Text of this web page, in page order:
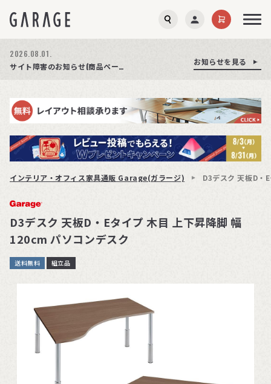
2026.08.03.
お知らせを見る
商品ページ障害復旧のお知らせ お知らせを見る
2026.08.01.
サイト障害のお知らせ(商品ページが正常に表示されない事象発生)
お知らせを見る
インテリア・オフィス家具通販 Garage(ガラージ) D3デスク 天板D・
D3デスク 天板D・Eタイプ 木目 上下昇降脚 幅
120cm パソコンデスク
送料無料 組立品